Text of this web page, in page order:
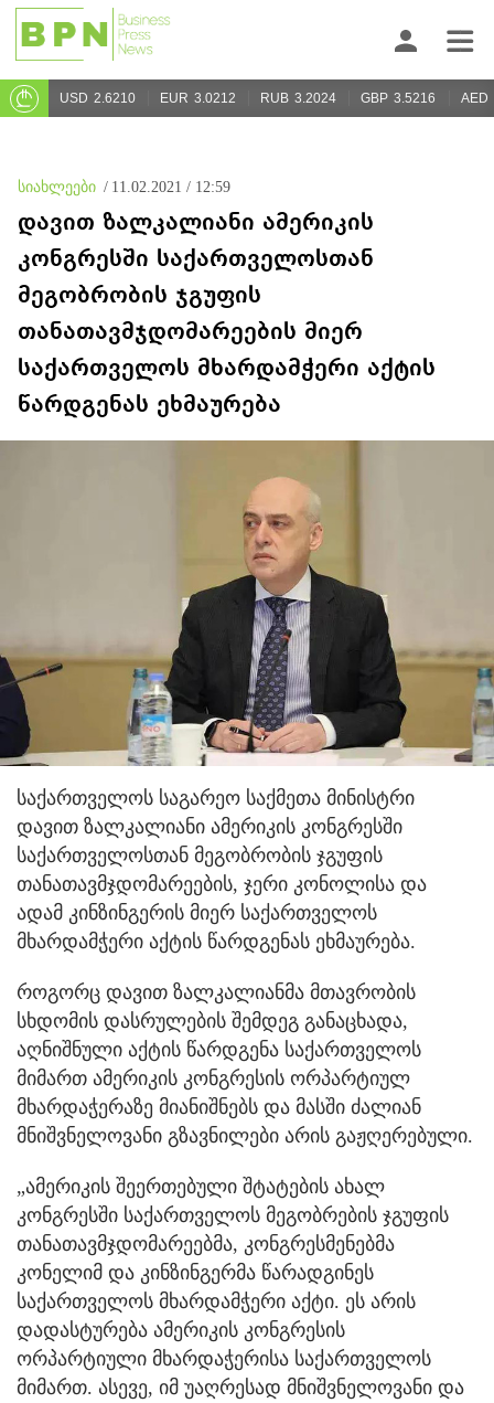
USD 2.6210 EUR 3.0212 RUB 3.2024 GBP 3.5216 AED
სიახლეები / 11.02.2021 / 12:59
დავით ზალკალიანი ამერიკის
კონგრესში საქართველოსთან
მეგობრობის ჯგუფის
თანათავმჯდომარეების მიერ
საქართველოს მხარდამჭერი აქტის
წარდგენას ეხმაურება
საქართველოს საგარეო საქმეთა მინისტრი
დავით ზალკალიანი ამერიკის კონგრესში
საქართველოსთან მეგობრობის ჯგუფის
თანათავმჯდომარეების, ჯერი კონოლისა და
ადამ კინზინგერის მიერ საქართველოს
მხარდამჭერი აქტის წარდგენას ეხმაურება.
როგორც დავით ზალკალიანმა მთავრობის
სხდომის დასრულების შემდეგ განაცხადა,
აღნიშნული აქტის წარდგენა საქართველოს
მიმართ ამერიკის კონგრესის ორპარტიულ
მხარდაჭერაზე მიანიშნებს და მასში ძალიან
მნიშვნელოვანი გზავნილები არის გაჟღერებული.
„ამერიკის შეერთებული შტატების ახალ
კონგრესში საქართველოს მეგობრების ჯგუფის
თანათავმჯდომარეებმა, კონგრესმენებმა
კონელიმ და კინზინგერმა წარადგინეს
საქართველოს მხარდამჭერი აქტი. ეს არის
დადასტურება ამერიკის კონგრესის
ორპარტიული მხარდაჭერისა საქართველოს
მიმართ. ასევე, იმ უაღრესად მნიშვნელოვანი და